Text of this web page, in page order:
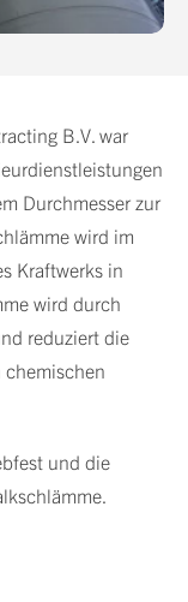
B.V. war
Durchmesser zur
wird im
Kraftwerks in
wird durch
reduziert die
und die